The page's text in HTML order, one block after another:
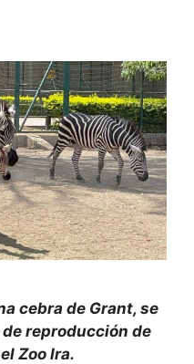
cebra de Grant, se
reproducción de
Zoo Ira.